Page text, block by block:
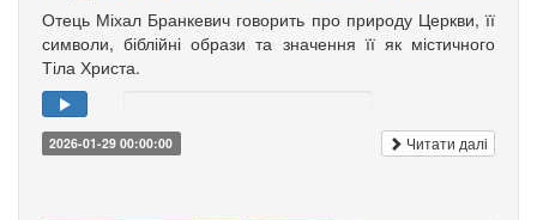
Отець Міхал Бранкевич говорить про природу Церкви, її
символи, біблійні образи та значення її як містичного
Тіла Христа.
2026-01-29 00:00:00 Читати далі